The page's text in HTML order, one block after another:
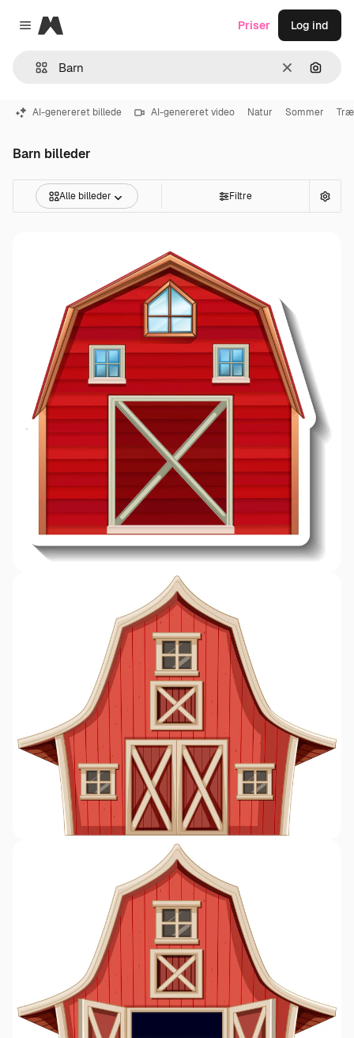
Close menu
Magnific
Klar Søg
Priser Log ind
AI-genereret billede AI-genereret video Natur Sommer Træ
Barn billeder
Alle billeder Filtre